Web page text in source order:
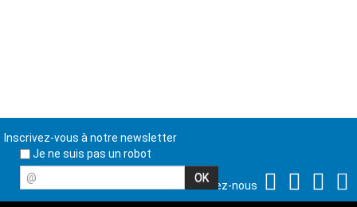
Inscrivez-vous à notre newsletter
Je ne suis pas un robot
@
Suivez-nous